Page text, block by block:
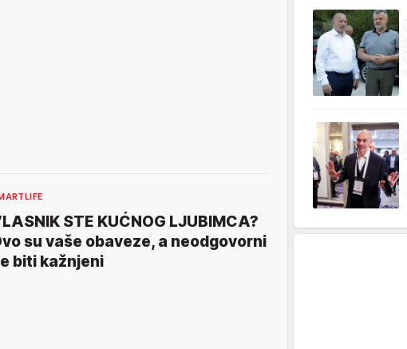
STE KUĆNOG LJUBIMCA?
su vaše obaveze, a neodgovorni
biti kažnjeni